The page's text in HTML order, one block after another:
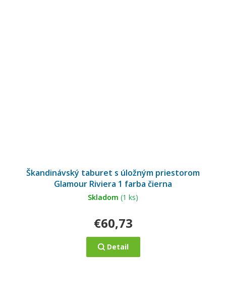
Škandinávský taburet s úložným priestorom
Glamour Riviera 1 farba čierna
Skladom (1 ks)
€60,73
Detail